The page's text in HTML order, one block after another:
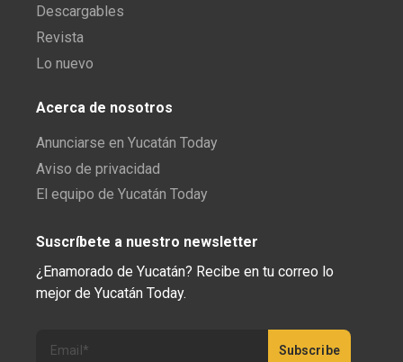
Descargables
Revista
Lo nuevo
Acerca de nosotros
Anunciarse en Yucatán Today
Aviso de privacidad
El equipo de Yucatán Today
Suscríbete a nuestro newsletter
¿Enamorado de Yucatán? Recibe en tu correo lo
mejor de Yucatán Today.